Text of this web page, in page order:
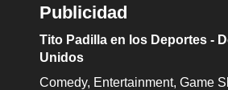
Publicidad
Tito Padilla en los Deportes -
Unidos
Comedy
Entertainment Game